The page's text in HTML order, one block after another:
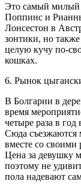
Это самый милый
Поппинс и
Лонсестон в
зонтики, но
целую кучу по-
кошках.
6. Рынок
В Болгарии в
время
четыре раза в год
Сюда съезжаются
вместе со своими
Цена за девушку
поэтому не
пола надевают